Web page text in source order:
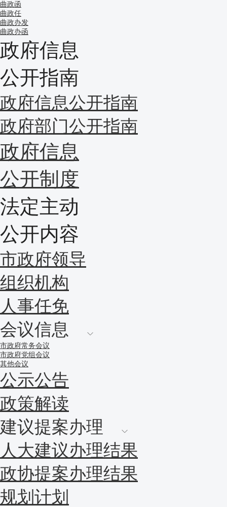
曲政函
曲政任
曲政办发
曲政办函
政府信息
公开指南
政府信息公开指南
政府部门公开指南
政府信息
公开制度
法定主动
公开内容
市政府领导
组织机构
人事任免
会议信息
市政府常务会议
市政府党组会议
其他会议
公示公告
政策解读
建议提案办理
人大建议办理结果
政协提案办理结果
规划计划